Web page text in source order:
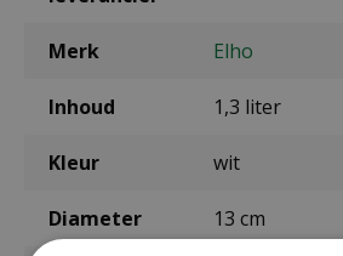
Merk Elho
Inhoud 1,3 liter
Kleur wit
Diameter 13 cm